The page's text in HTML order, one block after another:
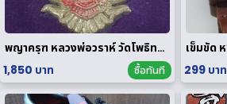
พญาครุฑ หลวงพ่อวราห์ วัดโพธิทอง มหาบารมี2 เนื้อสัมฤทธิ์เงิน
1,850 บาท
ซื้อทันที
299 บาท